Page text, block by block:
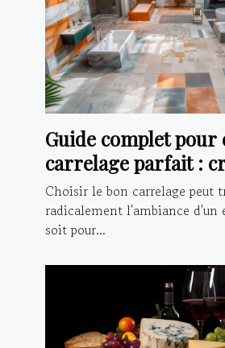
Guide complet pour
carrelage parfait :
conseils
Choisir le bon carrelage peut
radicalement l'ambiance d'un
soit pour...